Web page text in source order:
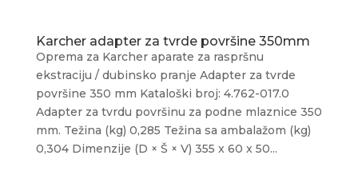
Karcher adapter za tvrde površine 350mm
Oprema za Karcher aparate za raspršnu
ekstraciju / dubinsko pranje Adapter za tvrde
površine 350 mm Kataloški broj: 4.762-017.0
Adapter za tvrdu površinu za podne mlaznice 350
mm. Težina (kg) 0,285 Težina sa ambalažom (kg)
0,304 Dimenzije (D × Š × V) 355 x 60 x 50...